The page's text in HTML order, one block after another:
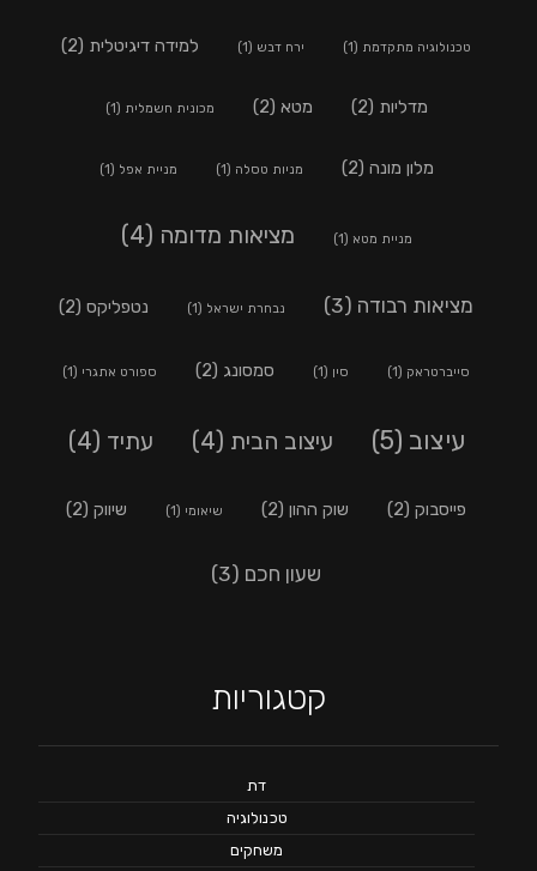
טכנולוגיה מתקדמת (1) ירח דבש (1) למידה דיגיטלית (2)
מדליות (2) מטא (2) מכונית חשמלית (1)
מלון מונה (2) מניות טסלה (1) מניית אפל (1)
מניית מטא (1) מציאות מדומה (4)
מציאות רבודה (3) נבחרת ישראל (1) נטפליקס (2)
סייברטראק (1) סין (1) סמסונג (2) ספורט אתגרי (1)
עיצוב (5) עיצוב הבית (4) עתיד (4)
פייסבוק (2) שוק ההון (2) שיאומי (1) שיווק (2)
שעון חכם (3)
קטגוריות
דת
טכנולוגיה
משחקים